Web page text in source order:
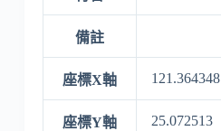
備註
座標X軸 121.364348
座標Y軸 25.072513